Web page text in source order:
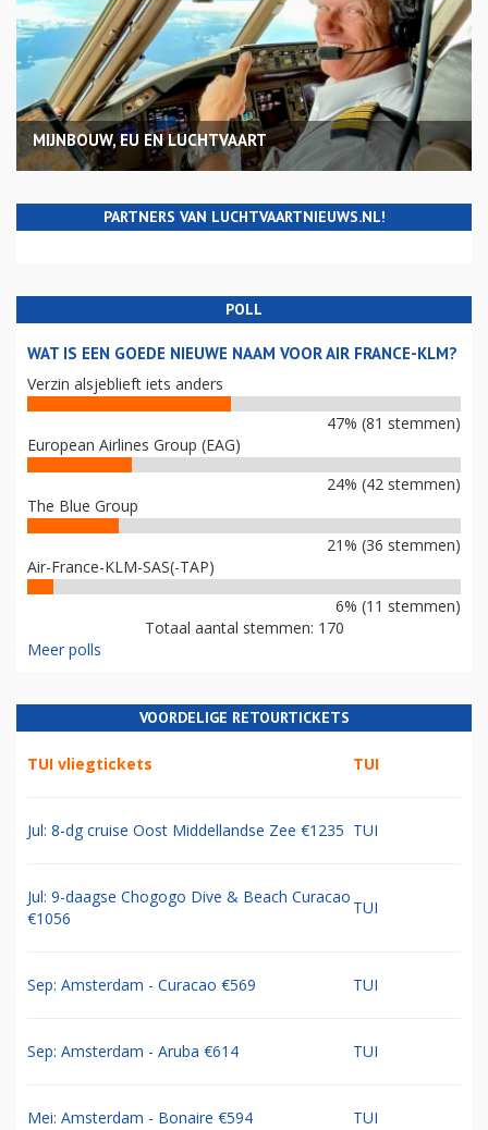
MIJNBOUW, EU EN LUCHTVAART
PARTNERS VAN LUCHTVAARTNIEUWS.NL!
POLL
WAT IS EEN GOEDE NIEUWE NAAM VOOR AIR FRANCE-KLM?
Verzin alsjeblieft iets anders
47% (81 stemmen)
European Airlines Group (EAG)
24% (42 stemmen)
The Blue Group
21% (36 stemmen)
Air-France-KLM-SAS(-TAP)
6% (11 stemmen)
Totaal aantal stemmen: 170
Meer polls
VOORDELIGE RETOURTICKETS
TUI vliegtickets TUI
Jul: 8-dg cruise Oost Middellandse Zee €1235 TUI
Jul: 9-daagse Chogogo Dive & Beach Curacao
€1056
TUI
Sep: Amsterdam - Curacao €569 TUI
Sep: Amsterdam - Aruba €614 TUI
Mei: Amsterdam - Bonaire €594 TUI